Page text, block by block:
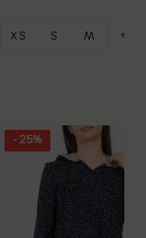
XS S M +1
- 25%